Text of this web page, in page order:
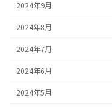
2024年9月
2024年8月
2024年7月
2024年6月
2024年5月